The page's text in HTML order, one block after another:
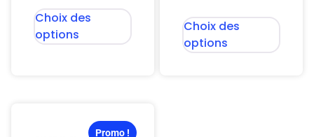
Choix des
options
Choix des
options
Promo !